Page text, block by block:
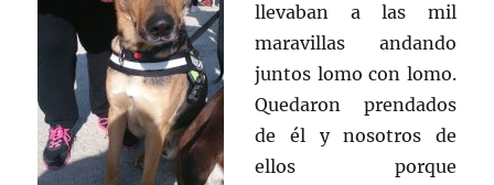
llevaban a las mil
maravillas andando
juntos lomo con lomo.
Quedaron prendados
de él y nosotros de
ellos porque